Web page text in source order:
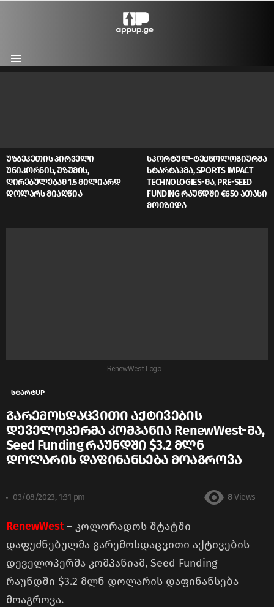
Menu
ᲣᲖᲑᲔᲙᲔᲗᲘᲡ ᲞᲘᲠᲕᲔᲚᲘ
ᲣᲜᲘᲙᲝᲠᲜᲘᲡ, ᲣᲖᲣᲛᲘᲡ,
ᲦᲘᲠᲔᲑᲣᲚᲔᲑᲐᲛ 1.5 ᲛᲘᲚᲘᲐᲠᲓ
ᲓᲝᲚᲐᲠᲡ ᲛᲘᲐᲦᲬᲘᲐ
ᲡᲞᲝᲠᲢᲣᲚ-ᲢᲔᲥᲜᲝᲚᲝᲒᲘᲣᲠᲛᲐ
ᲡᲢᲐᲠᲢᲐᲞᲛᲐ, SPORTS IMPACT
TECHNOLOGIES-ᲛᲐ, PRE-SEED
FUNDING ᲠᲐᲣᲜᲓᲨᲘ €650 ᲐᲗᲐᲡᲘ
ᲛᲝᲘᲖᲘᲓᲐ
RenewWest Logo
სტარტUP
გარემოსდაცვითი აქტივების
დეველოპერმა კომპანია RenewWest-მა,
Seed Funding რაუნდში $3.2 მლნ
დოლარის დაფინანსება მოაგროვა
03/08/2023, 1:31 pm 8 Views
RenewWest– კოლორადოს შტატში
დაფუძნებულმა გარემოსდაცვითი აქტივების
დეველოპერმა კომპანიამ, Seed Funding
რაუნდში $3.2 მლნ დოლარის დაფინანსება
მოაგროვა.